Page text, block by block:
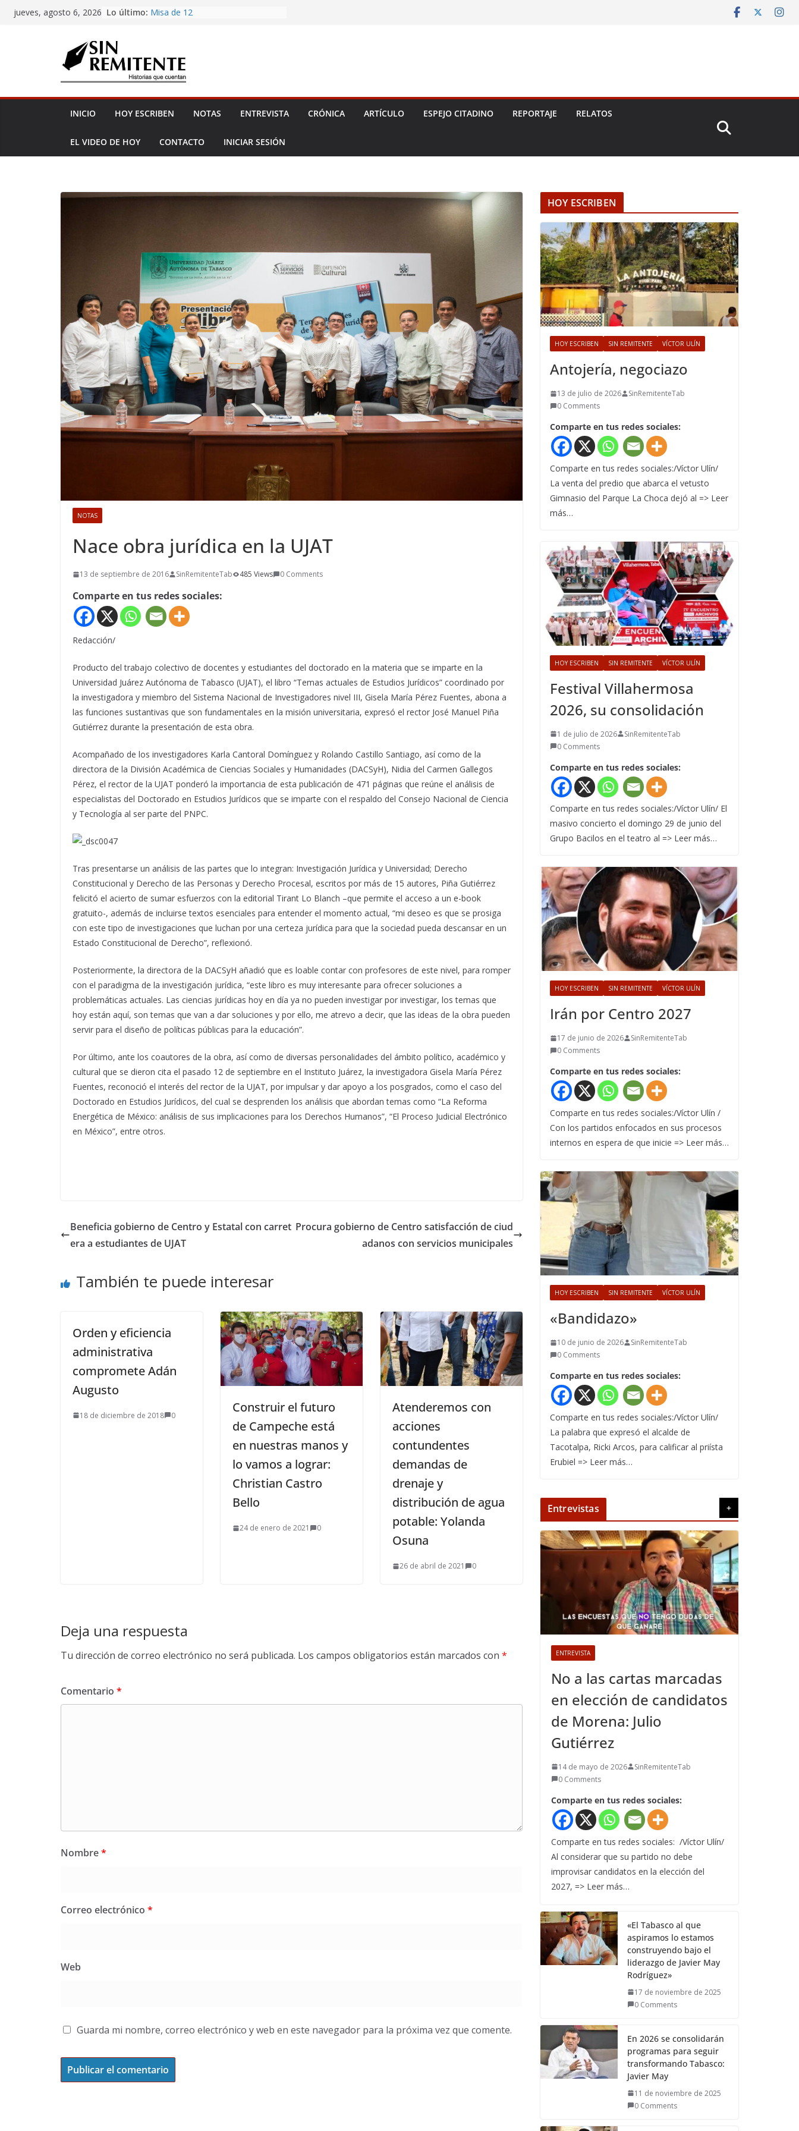
Skipjueves, agosto 6, 2026 Lo último: Misa de 12
La Carta
INICIO HOY ESCRIBEN NOTAS ENTREVISTA CRÓNICA ARTÍCULO ESPEJO CITADINO REPORTAJE RELATOS
EL VIDEO DE HOY CONTACTO INICIAR SESIÓN
NOTAS
Nace obra jurídica en la UJAT
13 de septiembre de 2016 SinRemitenteTab 485 Views 0 Comments
Comparte en tus redes sociales:
Redacción/
Producto del trabajo colectivo de docentes y estudiantes del doctorado en la materia que se imparte en la
Universidad Juárez Autónoma de Tabasco (UJAT), el libro “Temas actuales de Estudios Jurídicos” coordinado por
la investigadora y miembro del Sistema Nacional de Investigadores nivel III, Gisela María Pérez Fuentes, abona a
las funciones sustantivas que son fundamentales en la misión universitaria, expresó el rector José Manuel Piña
Gutiérrez durante la presentación de esta obra.
Acompañado de los investigadores Karla Cantoral Domínguez y Rolando Castillo Santiago, así como de la
directora de la División Académica de Ciencias Sociales y Humanidades (DACSyH), Nidia del Carmen Gallegos
Pérez, el rector de la UJAT ponderó la importancia de esta publicación de 471 páginas que reúne el análisis de
especialistas del Doctorado en Estudios Jurídicos que se imparte con el respaldo del Consejo Nacional de Ciencia
y Tecnología al ser parte del PNPC.
Tras presentarse un análisis de las partes que lo integran: Investigación Jurídica y Universidad; Derecho
Constitucional y Derecho de las Personas y Derecho Procesal, escritos por más de 15 autores, Piña Gutiérrez
felicitó el acierto de sumar esfuerzos con la editorial Tirant Lo Blanch –que permite el acceso a un e-book
gratuito-, además de incluirse textos esenciales para entender el momento actual, “mi deseo es que se prosiga
con este tipo de investigaciones que luchan por una certeza jurídica para que la sociedad pueda descansar en un
Estado Constitucional de Derecho”, reflexionó.
Posteriormente, la directora de la DACSyH añadió que es loable contar con profesores de este nivel, para romper
con el paradigma de la investigación jurídica, “este libro es muy interesante para ofrecer soluciones a
problemáticas actuales. Las ciencias jurídicas hoy en día ya no pueden investigar por investigar, los temas que
hoy están aquí, son temas que van a dar soluciones y por ello, me atrevo a decir, que las ideas de la obra pueden
servir para el diseño de políticas públicas para la educación”.
Por último, ante los coautores de la obra, así como de diversas personalidades del ámbito político, académico y
cultural que se dieron cita el pasado 12 de septiembre en el Instituto Juárez, la investigadora Gisela María Pérez
Fuentes, reconoció el interés del rector de la UJAT, por impulsar y dar apoyo a los posgrados, como el caso del
Doctorado en Estudios Jurídicos, del cual se desprenden los análisis que abordan temas como “La Reforma
Energética de México: análisis de sus implicaciones para los Derechos Humanos”, “El Proceso Judicial Electrónico
en México”, entre otros.
Beneficia gobierno de Centro y Estatal con carret
era a estudiantes de UJAT
Procura gobierno de Centro satisfacción de ciud
adanos con servicios municipales
También te puede interesar
Orden y eficiencia
administrativa
compromete Adán
Augusto
18 de diciembre de 2018 0
Construir el futuro
de Campeche está
en nuestras manos y
lo vamos a lograr:
Christian Castro
Bello
24 de enero de 2021 0
Atenderemos con
acciones
contundentes
demandas de
drenaje y
distribución de agua
potable: Yolanda
Osuna
26 de abril de 2021 0
Deja una respuesta
Tu dirección de correo electrónico no será publicada. Los campos obligatorios están marcados con *
Comentario *
Nombre*
Correo electrónico *
Web
Guarda mi nombre, correo electrónico y web en este navegador para la próxima vez que comente.
HOY ESCRIBEN
HOY ESCRIBEN SIN REMITENTE VÍCTOR ULÍN
Antojería, negociazo
13 de julio de 2026
SinRemitenteTab
0 Comments
Comparte en tus redes sociales:
Comparte en tus redes sociales:/Víctor Ulín/
La venta del predio que abarca el vetusto
Gimnasio del Parque La Choca dejó al => Leer
más…
HOY ESCRIBEN SIN REMITENTE VÍCTOR ULÍN
Festival Villahermosa
2026, su consolidación
1 de julio de 2026
SinRemitenteTab
0 Comments
Comparte en tus redes sociales:
Comparte en tus redes sociales:/Víctor Ulín/ El
masivo concierto el domingo 29 de junio del
Grupo Bacilos en el teatro al => Leer más…
HOY ESCRIBEN SIN REMITENTE VÍCTOR ULÍN
Irán por Centro 2027
17 de junio de 2026
SinRemitenteTab
0 Comments
Comparte en tus redes sociales:
Comparte en tus redes sociales:/Víctor Ulín /
Con los partidos enfocados en sus procesos
internos en espera de que inicie => Leer más…
HOY ESCRIBEN SIN REMITENTE VÍCTOR ULÍN
«Bandidazo»
10 de junio de 2026
SinRemitenteTab
0 Comments
Comparte en tus redes sociales:
Comparte en tus redes sociales:/Víctor Ulín/
La palabra que expresó el alcalde de
Tacotalpa, Ricki Arcos, para calificar al priísta
Erubiel => Leer más…
Entrevistas +
ENTREVISTA
No a las cartas marcadas
en elección de candidatos
de Morena: Julio
Gutiérrez
14 de mayo de 2026
SinRemitenteTab
0 Comments
Comparte en tus redes sociales:
Comparte en tus redes sociales: /Víctor Ulín/
Al considerar que su partido no debe
improvisar candidatos en la elección del
2027, => Leer más…
«El Tabasco al que
aspiramos lo estamos
construyendo bajo el
liderazgo de Javier May
Rodríguez»
17 de noviembre de 2025
0 Comments
En 2026 se consolidarán
programas para seguir
transformando Tabasco:
Javier May
11 de noviembre de 2025
0 Comments